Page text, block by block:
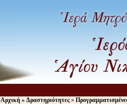
Αρχική » Δραστηριότητες »